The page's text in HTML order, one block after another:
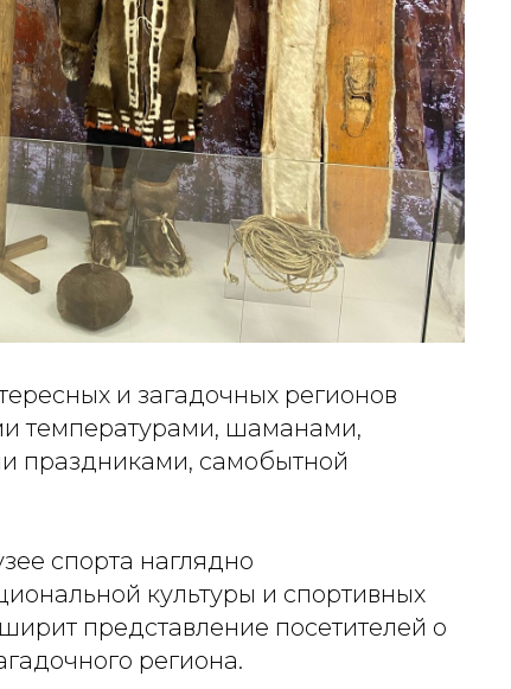
и загадочных регионов
температурами, шаманами,
праздниками, самобытной
спорта наглядно
культуры и спортивных
представление посетителей о
региона.